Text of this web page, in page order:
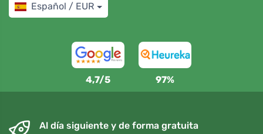
Español / EUR
4,7/5 97%
Al día siguiente y de forma gratuita